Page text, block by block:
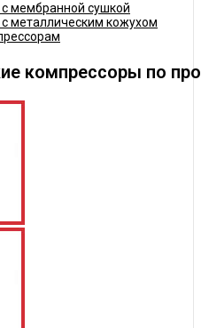
мембранной сушкой
металлическим кожухом
компрессоры по